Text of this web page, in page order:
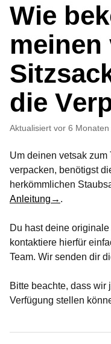
Wie
die
Aktualisiert vor 6 Monaten
Um deinen vetsak zum
verpacken, benötigst
herkömmlichen
Anleitung→ .
Du hast deine
kontaktiere hierfür
Team. Wir senden dir
Bitte beachte, dass wir
Verfügung stellen